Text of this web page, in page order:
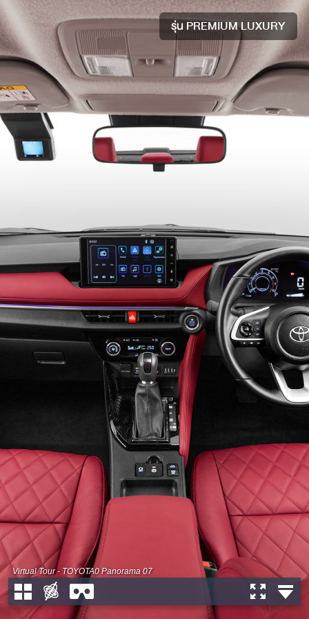
รุ่น PREMIUM LUXURY
Virtual Tour - TOYOTA0 Panorama 07